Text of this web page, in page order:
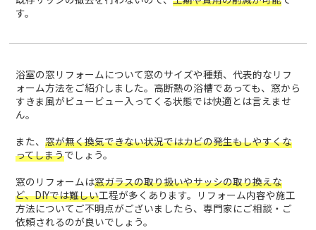
す。
浴室の窓リフォームについて窓のサイズや種類、代表的なリフ
ォーム方法をご紹介しました。高断熱の浴槽であっても、窓から
すきま風がビュービュー入ってくる状態では快適とは言えませ
ん。
また、 窓が無く換気できない状況ではカビの発生もしやすくな
ってしまうでしょう。
窓のリフォームは窓ガラスの取り扱いやサッシの取り換えな
ど、DIYでは難しい工程が多くあります。リフォーム内容や施工
方法についてご不明点がございましたら、専門家にご相談・ご
依頼されるのが良いでしょう。